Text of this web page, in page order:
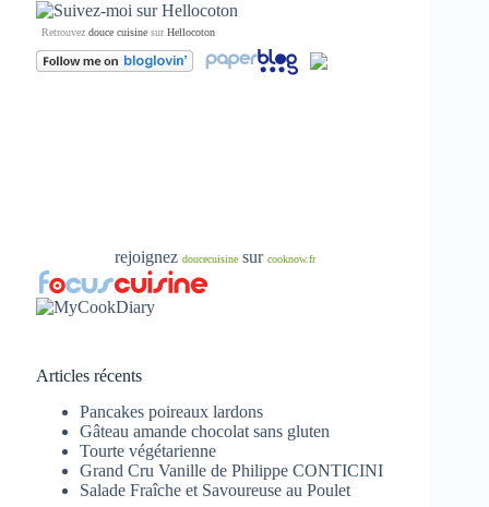
Retrouvez douce cuisine surHellocoton
rejoignezdoucecuisine surcooknow.fr
Articles récents
Pancakes poireaux lardons
Gâteau amande chocolat sans gluten
Tourte végétarienne
Grand Cru Vanille de Philippe CONTICINI
Salade Fraîche et Savoureuse au Poulet